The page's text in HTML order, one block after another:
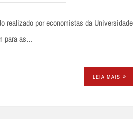
realizado por economistas da Universidade
para as…
LEIA MAIS